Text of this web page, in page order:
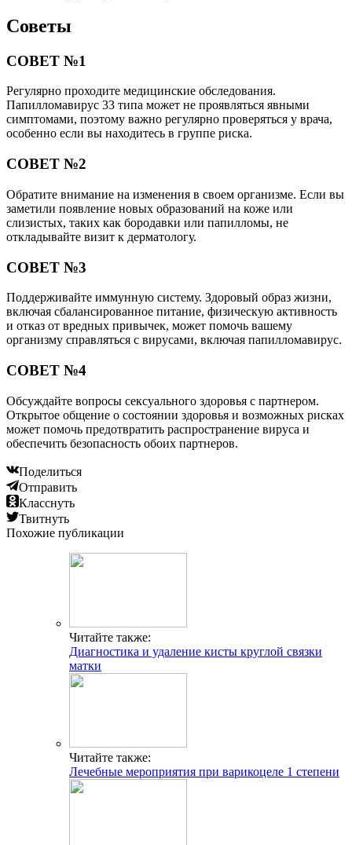
Советы
СОВЕТ №1
Регулярно проходите медицинские обследования.
Папилломавирус 33 типа может не проявляться явными
симптомами, поэтому важно регулярно проверяться у врача,
особенно если вы находитесь в группе риска.
СОВЕТ №2
Обратите внимание на изменения в своем организме. Если вы
заметили появление новых образований на коже или
слизистых, таких как бородавки или папилломы, не
откладывайте визит к дерматологу.
СОВЕТ №3
Поддерживайте иммунную систему. Здоровый образ жизни,
включая сбалансированное питание, физическую активность
и отказ от вредных привычек, может помочь вашему
организму справляться с вирусами, включая папилломавирус.
СОВЕТ №4
Обсуждайте вопросы сексуального здоровья с партнером.
Открытое общение о состоянии здоровья и возможных рисках
может помочь предотвратить распространение вируса и
обеспечить безопасность обоих партнеров.
Поделиться
Отправить
Класснуть
Твитнуть
Похожие публикации
Читайте также:
Диагностика и удаление кисты круглой связки
матки
Читайте также:
Лечебные мероприятия при варикоцеле 1 степени